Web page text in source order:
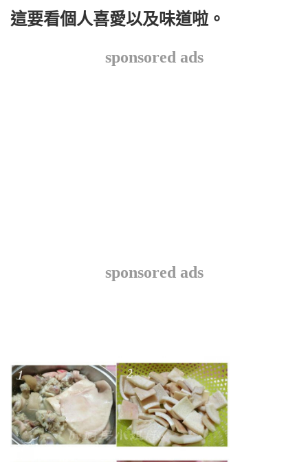
這要看個人喜愛以及味道啦。
sponsored ads
sponsored ads